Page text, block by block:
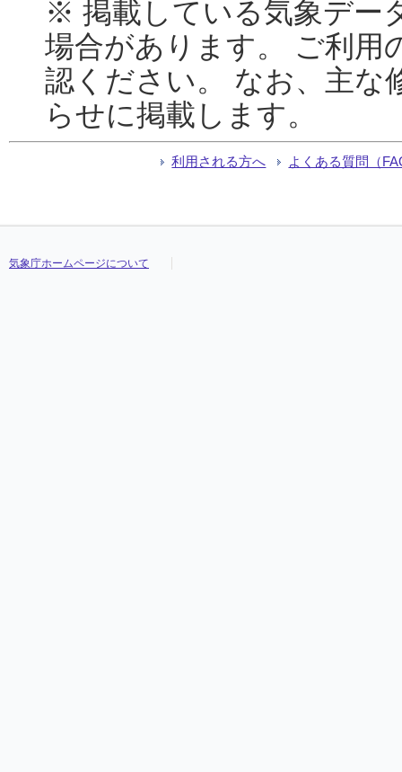
※ 掲載している気象デー
場合があります。 ご利用
認ください。 なお、主な
らせに掲載します。
利用される方へ よくある質問（
気象庁ホームページについて